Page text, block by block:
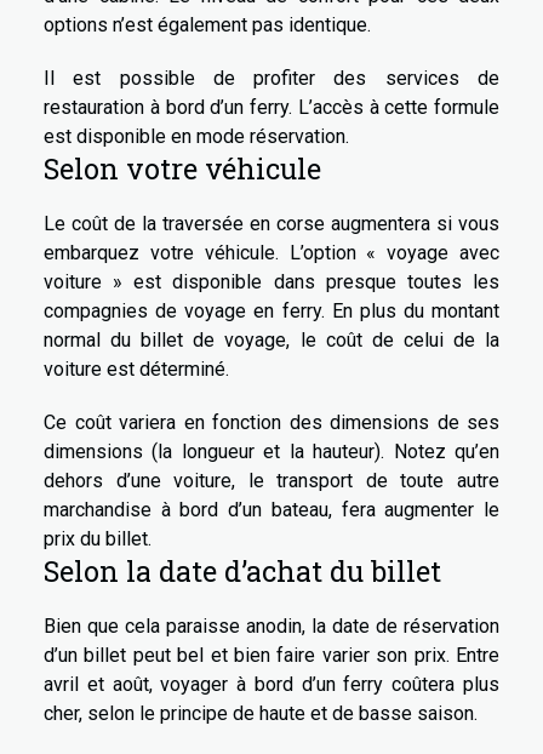
options n’est également pas identique.
Il est possible de profiter des services de
restauration à bord d’un ferry. L’accès à cette formule
est disponible en mode réservation.
Selon votre véhicule
Le coût de la traversée en corse augmentera si vous
embarquez votre véhicule. L’option « voyage avec
voiture » est disponible dans presque toutes les
compagnies de voyage en ferry. En plus du montant
normal du billet de voyage, le coût de celui de la
voiture est déterminé.
Ce coût variera en fonction des dimensions de ses
dimensions (la longueur et la hauteur). Notez qu’en
dehors d’une voiture, le transport de toute autre
marchandise à bord d’un bateau, fera augmenter le
prix du billet.
Selon la date d’achat du billet
Bien que cela paraisse anodin, la date de réservation
d’un billet peut bel et bien faire varier son prix. Entre
avril et août, voyager à bord d’un ferry coûtera plus
cher, selon le principe de haute et de basse saison.